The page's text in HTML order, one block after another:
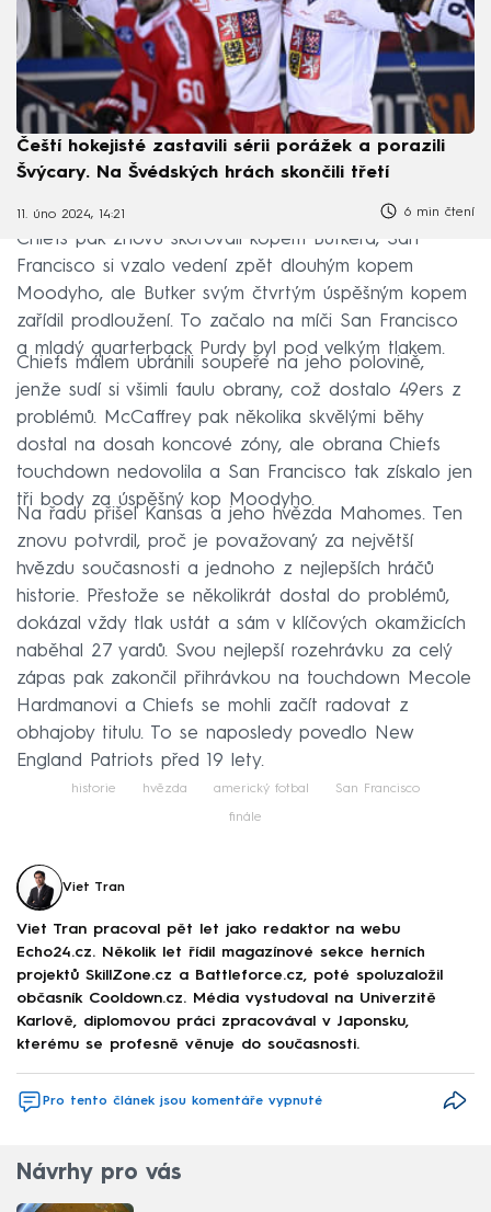
Čeští hokejisté zastavili sérii porážek a porazili
Švýcary. Na Švédských hrách skončili třetí
11. úno 2024, 14:21 6 min čtení
Chiefs pak znovu skórovali kopem Butkera, San
Francisco si vzalo vedení zpět dlouhým kopem
Moodyho, ale Butker svým čtvrtým úspěšným kopem
zařídil prodloužení. To začalo na míči San Francisco
a mladý quarterback Purdy byl pod velkým tlakem.
Chiefs málem ubránili soupeře na jeho polovině,
jenže sudí si všimli faulu obrany, což dostalo 49ers z
problémů. McCaffrey pak několika skvělými běhy
dostal na dosah koncové zóny, ale obrana Chiefs
touchdown nedovolila a San Francisco tak získalo jen
tři body za úspěšný kop Moodyho.
Na řadu přišel Kansas a jeho hvězda Mahomes. Ten
znovu potvrdil, proč je považovaný za největší
hvězdu současnosti a jednoho z nejlepších hráčů
historie. Přestože se několikrát dostal do problémů,
dokázal vždy tlak ustát a sám v klíčových okamžicích
naběhal 27 yardů. Svou nejlepší rozehrávku za celý
zápas pak zakončil přihrávkou na touchdown Mecole
Hardmanovi a Chiefs se mohli začít radovat z
obhajoby titulu. To se naposledy povedlo New
England Patriots před 19 lety.
historie hvězda americký fotbal San Francisco
finále
Viet Tran
Viet Tran pracoval pět let jako redaktor na webu
Echo24.cz. Několik let řídil magazínové sekce herních
projektů SkillZone.cz a Battleforce.cz, poté spoluzaložil
občasník Cooldown.cz. Média vystudoval na Univerzitě
Karlově, diplomovou práci zpracovával v Japonsku,
kterému se profesně věnuje do současnosti.
Pro tento článek jsou komentáře vypnuté
Návrhy pro vás